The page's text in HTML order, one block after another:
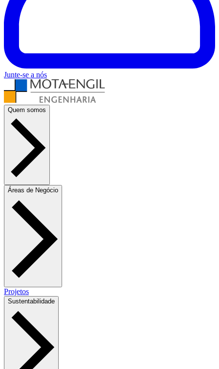
Junte-se a nós
Quem somos
Áreas de Negócio
Projetos
Sustentabilidade